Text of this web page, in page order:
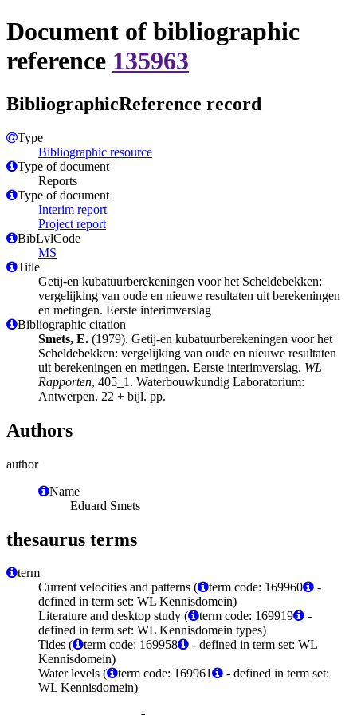
Document of bibliographic
reference 135963
BibliographicReference record
Type
Bibliographic resource
Type of document
Reports
Type of document
Interim report
Project report
BibLvlCode
MS
Title
Getij-en kubatuurberekeningen voor het Scheldebekken:
vergelijking van oude en nieuwe resultaten uit berekeningen
en metingen. Eerste interimverslag
Bibliographic citation
Smets, E. (1979). Getij-en kubatuurberekeningen voor het
Scheldebekken: vergelijking van oude en nieuwe resultaten
uit berekeningen en metingen. Eerste interimverslag. WL
Rapporten, 405_1. Waterbouwkundig Laboratorium:
Antwerpen. 22 + bijl. pp.
Authors
author
Name
Eduard Smets
thesaurus terms
term
Current velocities and patterns (
term code: 169960
-
defined in term set: WL Kennisdomein)
Literature and desktop study (
term code: 169919
-
defined in term set: WL Kennisdomein types)
Tides (
term code: 169958
- defined in term set: WL
Kennisdomein)
Water levels (
term code: 169961
- defined in term set:
WL Kennisdomein)